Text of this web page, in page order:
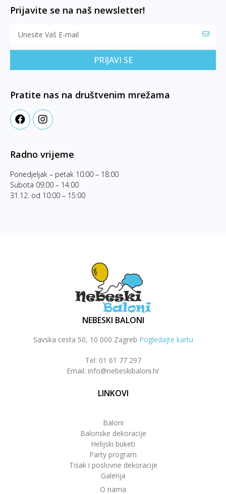
Prijavite se na naš newsletter!
PRIJAVI SE
Pratite nas na društvenim mrežama
Radno vrijeme
Ponedjeljak – petak 10:00 – 18:00
Subota 09:00 – 14:00
31.12. od 10:00 – 15:00
NEBESKI BALONI
Savska cesta 50, 10 000 Zagreb Pogledajte kartu
Tel: 01 61 77 297
Email: info@nebeskibaloni.hr
LINKOVI
Baloni
Balonske dekoracije
Helijski buketi
Party program
Tisak i poslovne dekoracije
Galerija
O nama